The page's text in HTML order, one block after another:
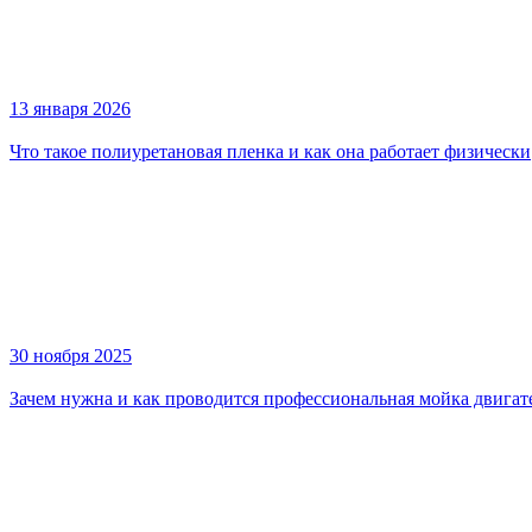
13 января 2026
Что такое полиуретановая пленка и как она работает физически
30 ноября 2025
Зачем нужна и как проводится профессиональная мойка